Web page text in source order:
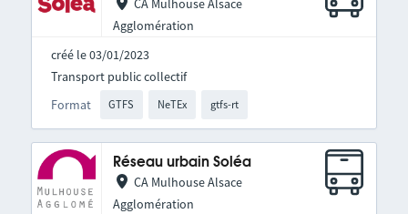
CA Mulhouse Alsace
Agglomération
créé le 03/01/2023
Format GTFS NeTEx gtfs-rt
Transport public collectif
Réseau urbain Soléa
CA Mulhouse Alsace
Agglomération